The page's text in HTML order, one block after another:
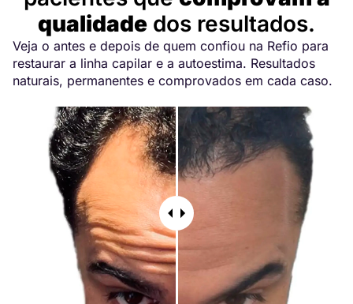
qualidade dos resultados.
Veja o antes e depois de quem confiou na Refio para
restaurar a linha capilar e a autoestima. Resultados
naturais, permanentes e comprovados em cada caso.